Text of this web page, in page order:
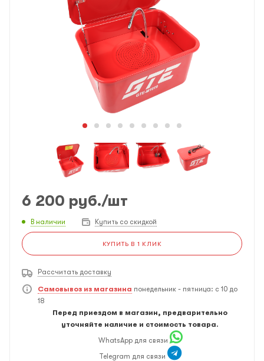
6 200 руб./шт
В наличии Купить со скидкой
КУПИТЬ В 1 КЛИК
Рассчитать доставку
Самовывоз из магазина понедельник - пятница: с 10 до
18
Перед приездом в магазин, предварительно
уточняйте наличие и стоимость товара.
WhatsApp для связи
Telegram для связи